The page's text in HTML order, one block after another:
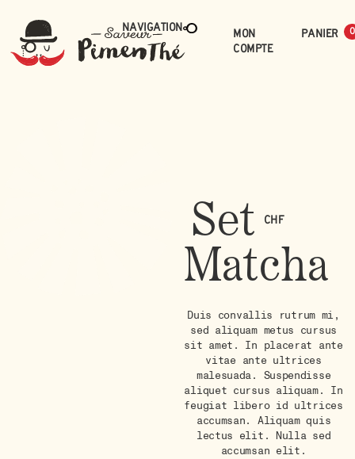
Navigation
Mon
compte
0
0
Set
Matcha
CHF
Duis convallis rutrum mi,
sed aliquam metus cursus
sit amet. In placerat ante
vitae ante ultrices
malesuada. Suspendisse
aliquet cursus aliquam. In
feugiat libero id ultrices
accumsan. Aliquam quis
lectus elit. Nulla sed
accumsan elit.